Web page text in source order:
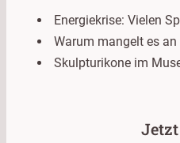
Energiekrise: Vielen
Warum mangelt es
Skulpturikone im